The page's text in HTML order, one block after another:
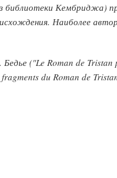
библиотеки Кембриджа)
Наиболее
("Le Roman de
du Roman de